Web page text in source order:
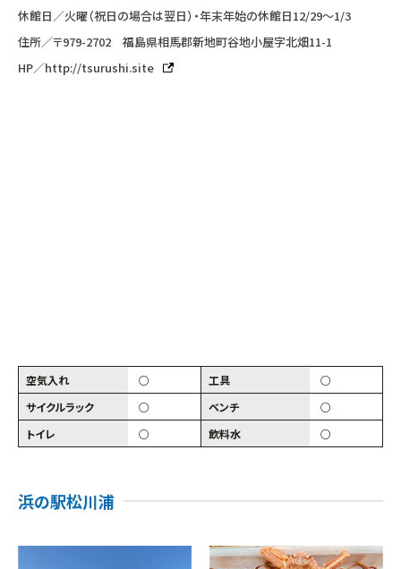
休館日／火曜（祝日の場合は翌日）・年末年始の休館日12/29〜1/3
住所／〒979-2702 福島県相馬郡新地町谷地小屋字北畑11-1
HP／http://tsurushi.site
空気入れ ○ 工具
○
サイクルラック
○ ベンチ
○
トイレ
○ 飲料水 ○
浜の駅松川浦